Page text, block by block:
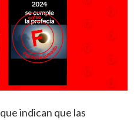
indican que las